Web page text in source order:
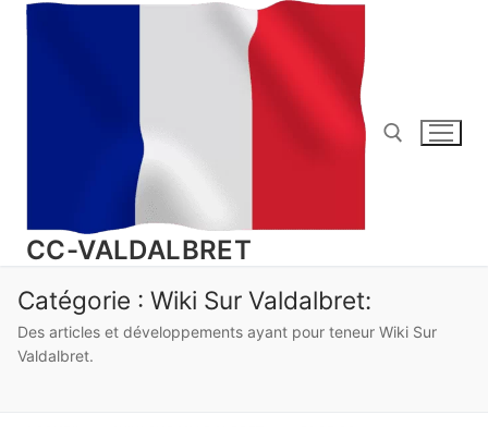
Aller
CC-VALDALBRET
Catégorie : Wiki Sur Valdalbret:
Des articles et développements ayant pour teneur Wiki Sur
Valdalbret.